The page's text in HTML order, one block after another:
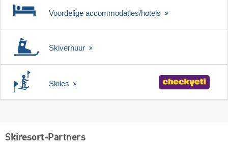
Voordelige accommodaties/hotels
Skiverhuur
Skiles
Skiresort-Partners